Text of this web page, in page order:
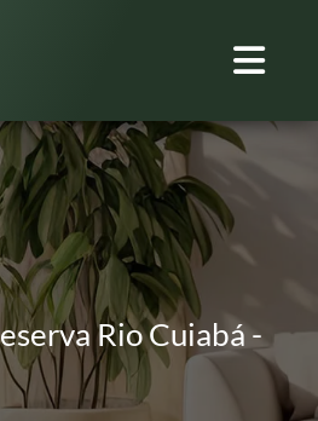
Rio Cuiabá -